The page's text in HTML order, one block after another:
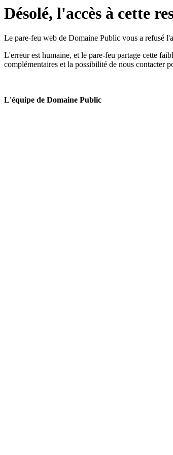
Désolé, l'accès à cette
Le pare-feu web de Domaine Public vous a refusé
L'erreur est humaine, et le pare-feu partage cette
complémentaires et la possibilité de nous contacter
L'équipe de Domaine Public